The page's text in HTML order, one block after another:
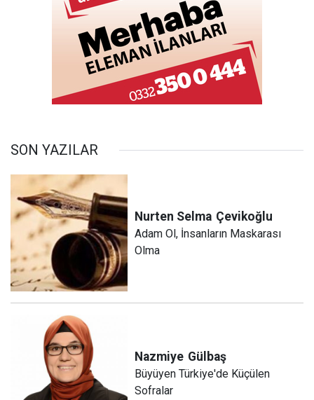
SON YAZILAR
Nurten Selma Çevikoğlu
Adam Ol, İnsanların Maskarası
Olma
Nazmiye Gülbaş
Büyüyen Türkiye'de Küçülen
Sofralar